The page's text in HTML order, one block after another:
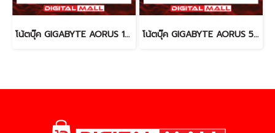
โน้ตบุ๊ค GIGABYTE AORUS 17 XE5-73TH534GH (Notebook) โน้ตบุ๊ค GIGABYTE AORUS 5 SE4-73TH513SH (Notebook)